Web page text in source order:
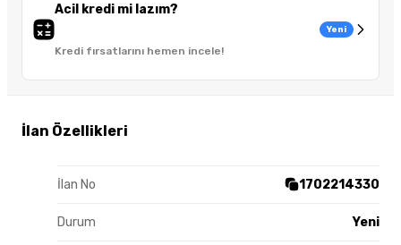
Acil kredi mi lazım?
Kredi fırsatlarını hemen incele!
Yeni
İlan Özellikleri
İlan No 1702214330
Durum Yeni